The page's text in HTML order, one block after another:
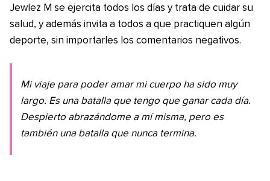
Jewlez M se ejercita todos los días y trata de cuidar su
salud, y además invita a todos a que practiquen algún
deporte, sin importarles los comentarios negativos.
Mi viaje para poder amar mi cuerpo ha sido muy
largo. Es una batalla que tengo que ganar cada día.
Despierto abrazándome a mí misma, pero es
también una batalla que nunca termina.